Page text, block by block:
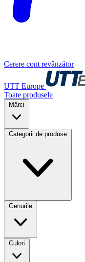
Cerere cont revânzător
UTT Europe
Toate produsele
Mărci
Categorii de produse
Genurile
Culori